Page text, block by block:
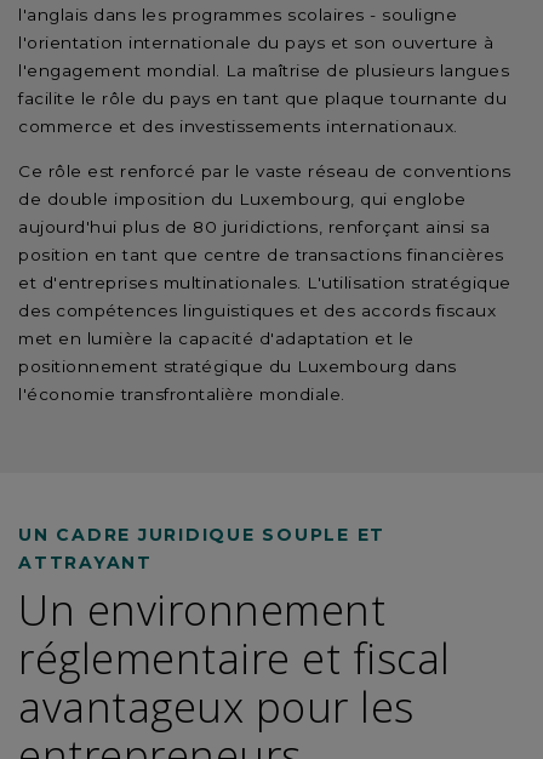
l'anglais dans les programmes scolaires - souligne
l'orientation internationale du pays et son ouverture à
l'engagement mondial. La maîtrise de plusieurs langues
facilite le rôle du pays en tant que plaque tournante du
commerce et des investissements internationaux.
Ce rôle est renforcé par le vaste réseau de conventions
de double imposition du Luxembourg, qui englobe
aujourd'hui plus de 80 juridictions, renforçant ainsi sa
position en tant que centre de transactions financières
et d'entreprises multinationales. L'utilisation stratégique
des compétences linguistiques et des accords fiscaux
met en lumière la capacité d'adaptation et le
positionnement stratégique du Luxembourg dans
l'économie transfrontalière mondiale.
UN CADRE JURIDIQUE SOUPLE ET
ATTRAYANT
Un environnement
réglementaire et fiscal
avantageux pour les